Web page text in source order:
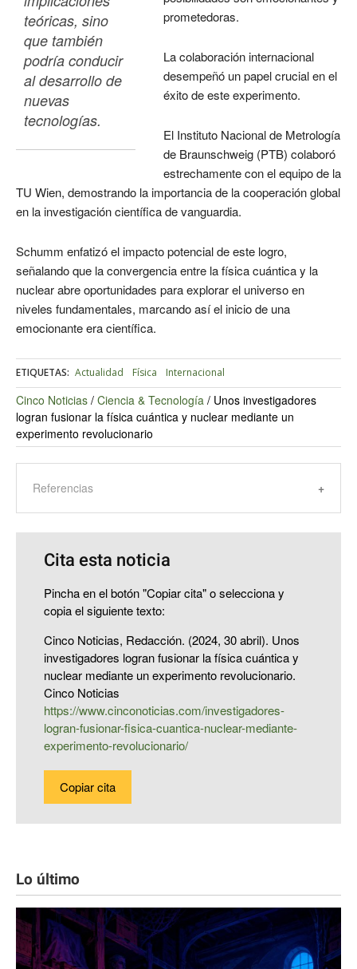
teóricas, sino
que también
podría conducir
al desarrollo de
nuevas
tecnologías.
prometedoras.
La colaboración internacional
desempeñó un papel crucial en el
éxito de este experimento.
El Instituto Nacional de Metrología
de Braunschweig (PTB) colaboró
estrechamente con el equipo de la
TU Wien, demostrando la importancia de la cooperación global
en la investigación científica de vanguardia.
Schumm enfatizó el impacto potencial de este logro,
señalando que la convergencia entre la física cuántica y la
nuclear abre oportunidades para explorar el universo en
niveles fundamentales, marcando así el inicio de una
emocionante era científica.
ETIQUETAS: Actualidad Física Internacional
Cinco Noticias / Ciencia & Tecnología / Unos investigadores
logran fusionar la física cuántica y nuclear mediante un
experimento revolucionario
Referencias
Cita esta noticia
Pincha en el botón "Copiar cita" o selecciona y
copia el siguiente texto:
Cinco Noticias, Redacción. (2024, 30 abril). Unos
investigadores logran fusionar la física cuántica y
nuclear mediante un experimento revolucionario.
Cinco Noticias
https://www.cinconoticias.com/investigadores-
logran-fusionar-fisica-cuantica-nuclear-mediante-
experimento-revolucionario/
Copiar cita
Lo último